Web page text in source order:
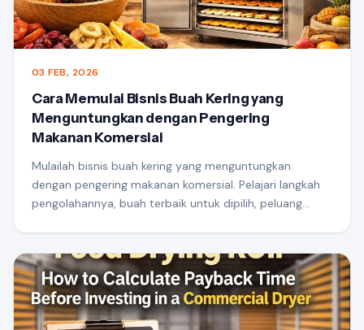
03 FEB, 2026
Cara Memulai Bisnis Buah Kering yang
Menguntungkan dengan Pengering
Makanan Komersial
Mulailah bisnis buah kering yang menguntungkan
dengan pengering makanan komersial. Pelajari langkah
pengolahannya, buah terbaik untuk dipilih, peluang
ekspor.